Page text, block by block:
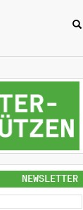
NEWSLETTER